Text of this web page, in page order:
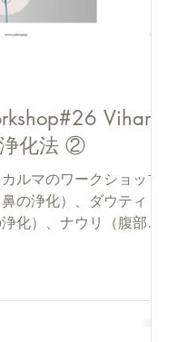
Vihar｜
浄化法 ②
ルマのワークショップ
の浄化）、ダウティ
化）、ナウリ（腹部の